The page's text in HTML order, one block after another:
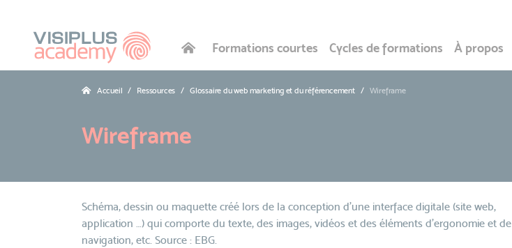
Formations courtes Cycles de formations À propos
Accueil Ressources Glossaire du web marketing et du référencement Wireframe
Wireframe
Schéma, dessin ou maquette créé lors de la conception d’une interface digitale (site web,
application …) qui comporte du texte, des images, vidéos et des éléments d’ergonomie et de
navigation, etc. Source : EBG.